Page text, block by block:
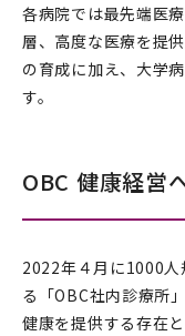
各病院では最先端医
層、高度な医療を提
の育成に加え、大学
す。
OBC 健康経営
2022年４月に1000人
る「OBC社内診療所
健康を提供する存在